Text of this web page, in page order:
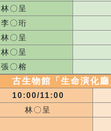
林〇呈
李〇珩
林〇呈
林〇呈
張〇榕
古生物館「生命演化廳_
10:00/11:00
林〇呈